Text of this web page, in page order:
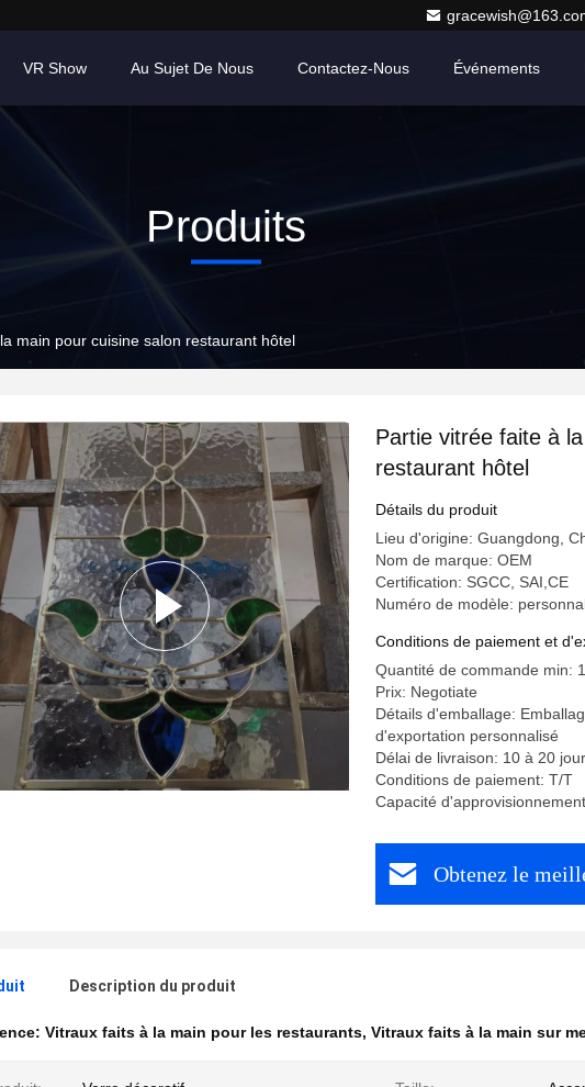
VR Show Au Sujet De Nous Contactez-Nous Événements
Produits
main pour cuisine salon restaurant hôtel
Partie vitrée faite à
restaurant hôtel
Détails du produit
Lieu d'origine: Guangdong,
Nom de marque: OEM
Certification: SGCC, SAI,CE
Numéro de modèle:
Conditions de paiement et
Quantité de commande min:
Prix: Negotiate
Détails d'emballage:
d'exportation personnalisé
Délai de livraison: 10 à 20
Conditions de paiement: T/T
Capacité
Obtenez le
Description du produit
Vitraux faits à la main pour les restaurants, Vitraux faits à la main sur